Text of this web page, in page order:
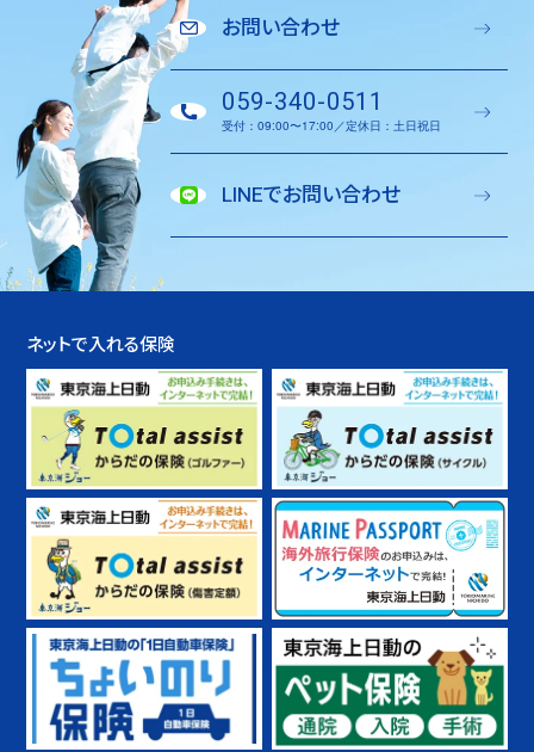
お問い合わせ
059-340-0511
受付：09:00〜17:00／定休日：土日祝日
LINEでお問い合わせ
ネットで入れる保険